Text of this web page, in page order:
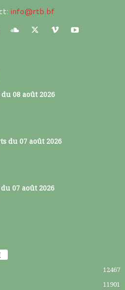
info@rtb.bf
du 08 août 2026
du 07 août 2026
07 août 2026
12467
11901